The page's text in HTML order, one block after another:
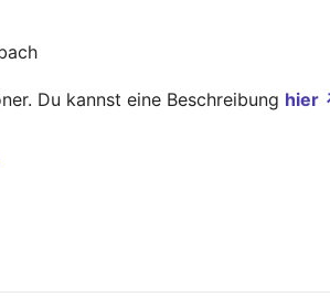
Du kannst eine Beschreibung hier